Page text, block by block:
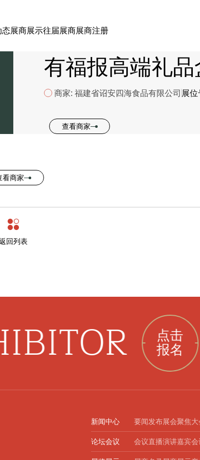
态展商展示往届展商展商注册
有福报高端礼品
商家: 福建省诏安四海食品有限公司展位
查看商家
看商家
回列表
点击
报名
新闻中心 要闻发布展会聚焦
论坛会议 会议直播演讲嘉宾会